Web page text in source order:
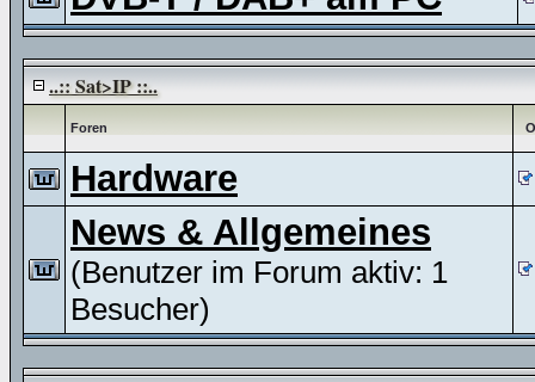
..:: Sat>IP ::..
Foren
Hardware
News & Allgemeines
(Benutzer im Forum aktiv: 1
Besucher)